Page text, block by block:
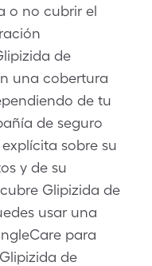
o no cubrir el
de
una cobertura
de tu
de seguro
sobre su
y de su
Glipizida de
usar una
para
de